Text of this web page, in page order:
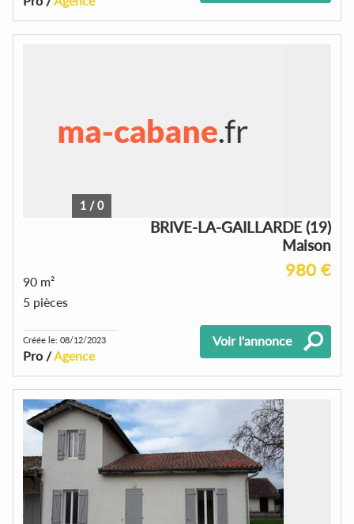
1 /0
BRIVE-LA-GAILLARDE (19)
Maison
980 €
90 m²
5 pièces
Créée le: 08/12/2023
Pro /Agence
Voir l'annonce